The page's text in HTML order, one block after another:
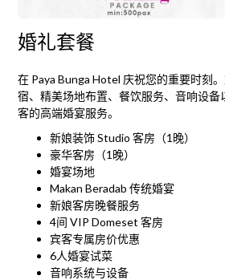
婚礼套餐
在 Paya Bunga Hotel 庆祝您的重要时刻
宿、精美场地布置、餐饮服务、音响设
客的高端婚宴服务。
新娘装饰 Studio 客房（1晚）
豪华客房（1晚）
婚宴场地
Makan Beradab 传统婚宴
新娘客房晚餐服务
4间 VIP Domeset 客房
宾客专属房价优惠
6人婚宴试菜
音响系统与设备